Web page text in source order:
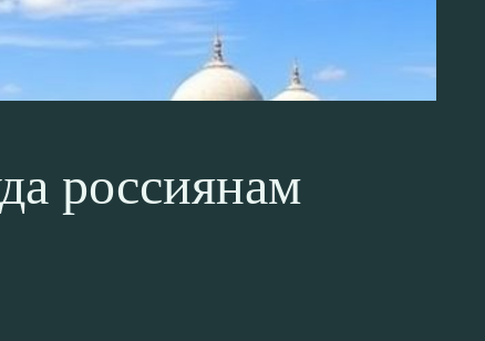
россиянам